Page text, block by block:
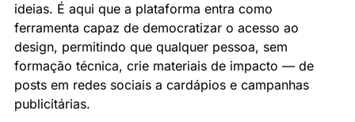
ideias. É aqui que a plataforma entra como
ferramenta capaz de democratizar o acesso ao
design, permitindo que qualquer pessoa, sem
formação técnica, crie materiais de impacto — de
posts em redes sociais a cardápios e campanhas
publicitárias.